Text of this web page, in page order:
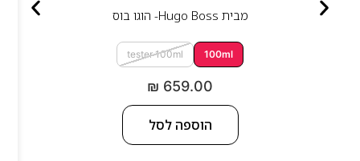
מבית Hugo Boss- הוגו בוס
100ml
tester 100ml
₪ 659.00
הוספה לסל